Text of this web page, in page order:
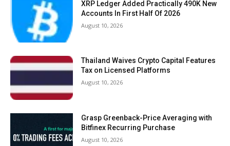
XRP Ledger Added Practically 490K New
Accounts In First Half Of 2026
August 10, 2026
Thailand Waives Crypto Capital Features
Tax on Licensed Platforms
August 10, 2026
Grasp Greenback-Price Averaging with
Bitfinex Recurring Purchase
August 10, 2026